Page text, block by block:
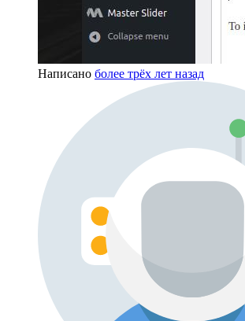
Написано более трёх лет назад